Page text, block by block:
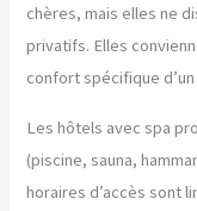
chères, mais elles ne
privatifs. Elles
confort spécifique d’un
Les hôtels avec spa
(piscine, sauna,
horaires d’accès sont